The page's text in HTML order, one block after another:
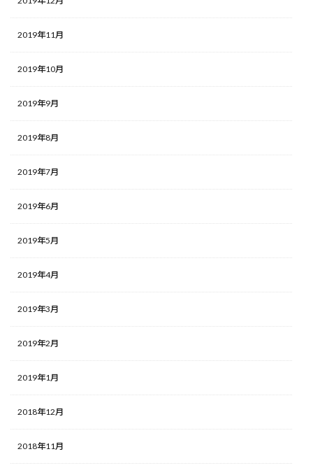
2019年11月
2019年10月
2019年9月
2019年8月
2019年7月
2019年6月
2019年5月
2019年4月
2019年3月
2019年2月
2019年1月
2018年12月
2018年11月